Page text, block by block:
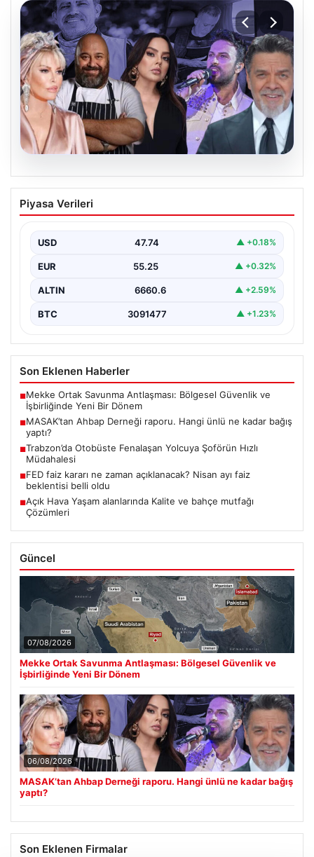
MASAK’tan Ahbap Derneği raporu.
Hangi ünlü ne kadar bağış yaptı?
Bağışları ve Paranın Akibeti”, “content”: “ Son
dönemde…
Piyasa Verileri
USD 47.74 ▲ +0.18%
EUR 55.25 ▲ +0.32%
ALTIN 6660.6 ▲ +2.59%
BTC 3091477 ▲ +1.23%
Son Eklenen Haberler
■Mekke Ortak Savunma Antlaşması: Bölgesel Güvenlik ve
İşbirliğinde Yeni Bir Dönem
■MASAK’tan Ahbap Derneği raporu. Hangi ünlü ne kadar bağış
yaptı?
■Trabzon’da Otobüste Fenalaşan Yolcuya Şoförün Hızlı
Müdahalesi
■FED faiz kararı ne zaman açıklanacak? Nisan ayı faiz
beklentisi belli oldu
■Açık Hava Yaşam alanlarında Kalite ve bahçe mutfağı
Çözümleri
Güncel
07/08/2026
Mekke Ortak Savunma Antlaşması: Bölgesel Güvenlik ve
İşbirliğinde Yeni Bir Dönem
06/08/2026
MASAK’tan Ahbap Derneği raporu. Hangi ünlü ne kadar bağış
yaptı?
Son Eklenen Firmalar